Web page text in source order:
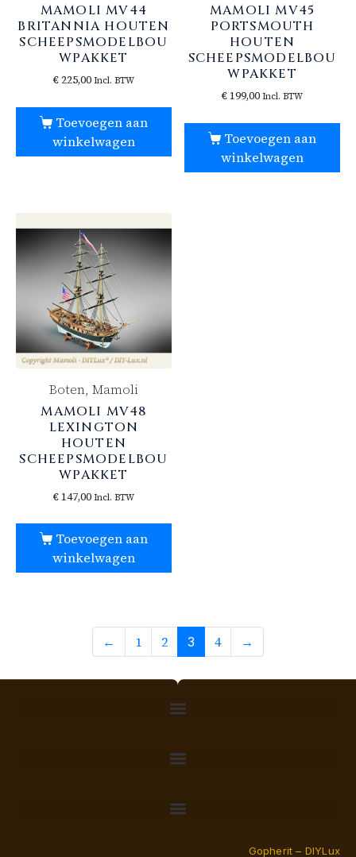
MAMOLI MV44
BRITANNIA HOUTEN
SCHEEPSMODELBOU
WPAKKET
€225,00 Incl. BTW
Toevoegen aan
winkelwagen
MAMOLI MV45
PORTSMOUTH
HOUTEN
SCHEEPSMODELBOU
WPAKKET
€ 199,00 Incl. BTW
Toevoegen aan
winkelwagen
Boten, Mamoli
MAMOLI MV48
LEXINGTON
HOUTEN
SCHEEPSMODELBOU
WPAKKET
€147,00 Incl. BTW
Toevoegen aan
winkelwagen
← 1 2 3 4 →
Gopherit – DIYLux